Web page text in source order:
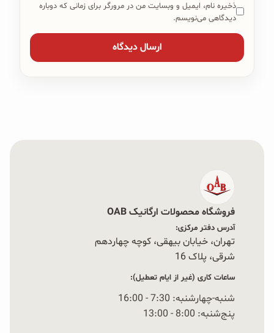
ذخیره نام، ایمیل و وبسایت من در مرورگر برای زمانی که دوباره
دیدگاهی می‌نویسم.
فروشگاه محصولات ارگانیک OAB
آدرس دفتر مرکزی:
تهران، خیابان بیهقی، کوچه چهاردهم
شرقی، پلاک 16‭
ساعات کاری (غیر از ایام تعطیل):
شنبه-چهارشنبه: 7:30 - 16:00
پنج‌شنبه: 8:00 - 13:00